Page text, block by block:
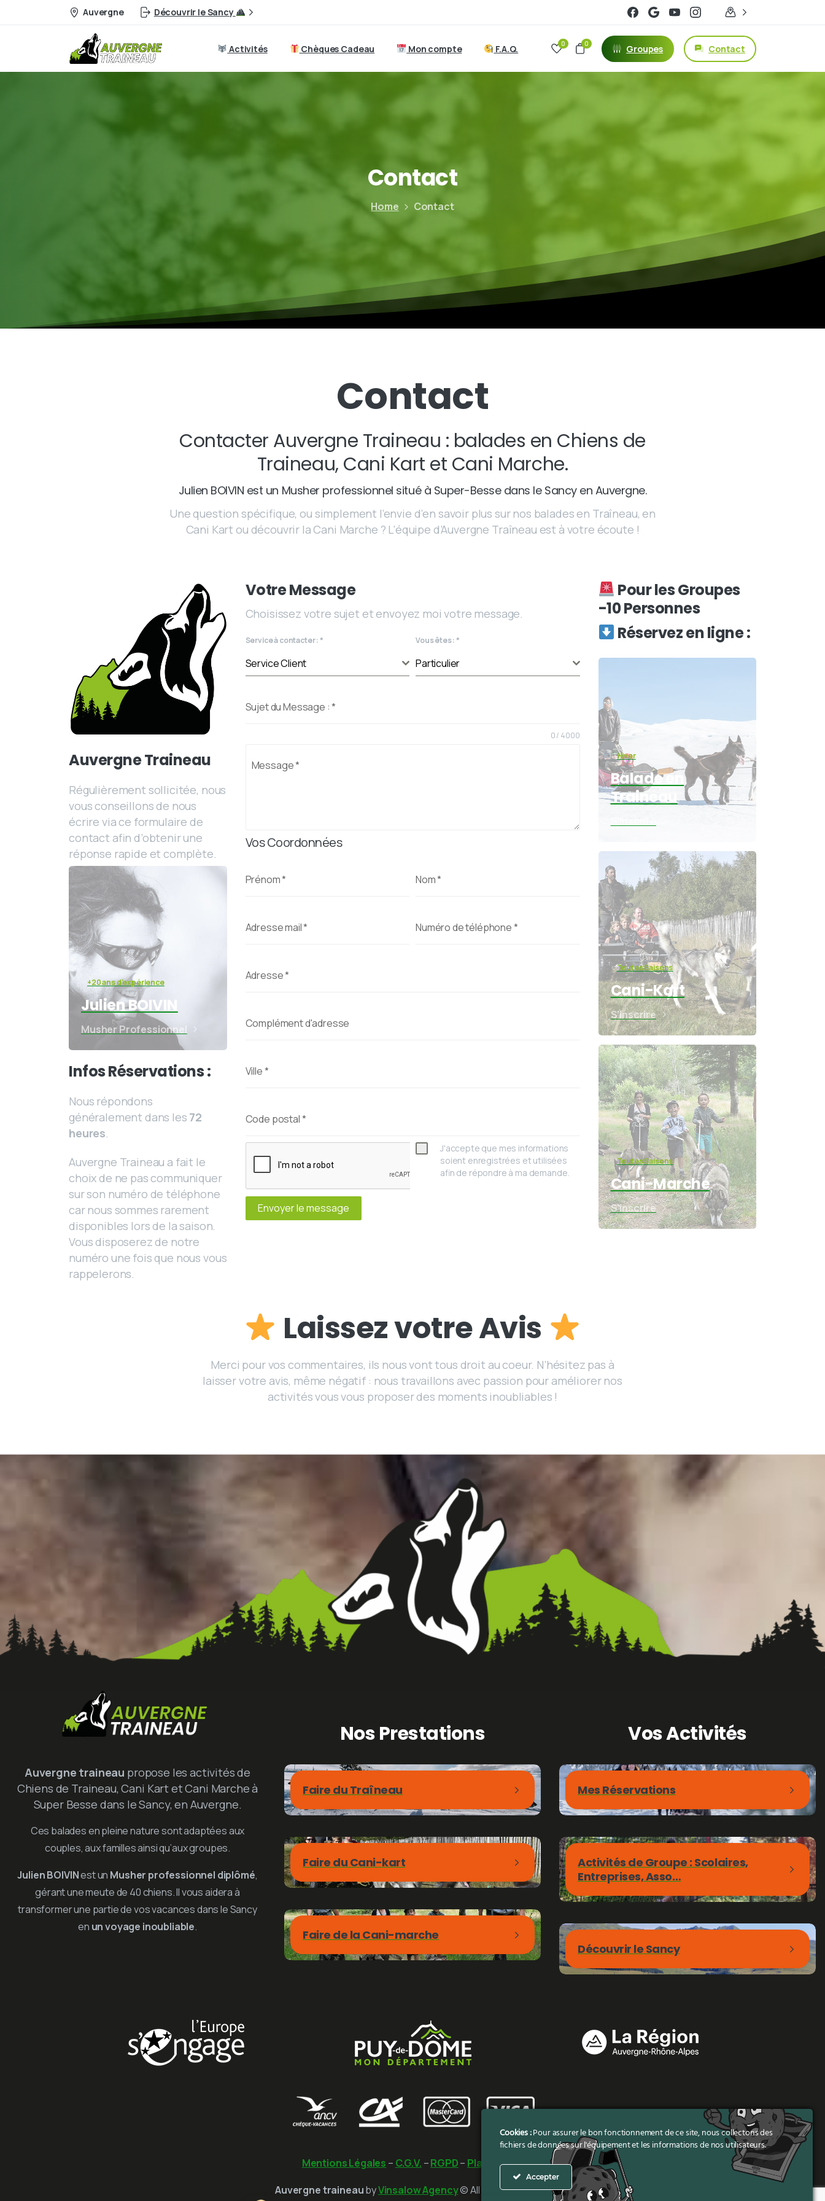
Auvergne Découvrir le Sancy
Activités Chèques Cadeau Mon compte F.A.Q. 0 0 Groupes Contact
Contact
Home Contact
Contact
Contacter Auvergne Traineau : balades en Chiens de
Traineau, Cani Kart et Cani Marche.
Julien BOIVIN est un Musher professionnel situé à Super-Besse dans le Sancy en Auvergne.
Une question spécifique, ou simplement l’envie d’en savoir plus sur nos balades en Traîneau, en
Cani Kart ou découvrir la Cani Marche ? L’équipe d’Auvergne Traîneau est à votre écoute !
Auvergne Traineau
Régulièrement sollicitée, nous
vous conseillons de nous
écrire via ce formulaire de
contact afin d’obtenir une
réponse rapide et complète.
+20 ans d'expérience
Julien BOIVIN
Musher Professionnel
Infos Réservations :
Nous répondons
généralement dans les 72
heures.
Auvergne Traineau a fait le
choix de ne pas communiquer
sur son numéro de téléphone
car nous sommes rarement
disponibles lors de la saison.
Vous disposerez de notre
numéro une fois que nous vous
rappelerons.
Votre Message
Choisissez votre sujet et envoyez moi votre message.
Service à contacter :*
Service Client
Vous êtes :*
Particulier
Sujet du Message :*
Message*
0 / 4000
Vos Coordonnées
Prénom* Nom*
Adresse mail* Numéro de téléphone*
Adresse*
Complément d'adresse
Ville*
Code postal*
J'accepte que mes informations
soient enregistrées et utilisées
afin de répondre à ma demande.
Envoyer le message
Pour les Groupes
-10 Personnes
Réservez en ligne :
Hiver
Balade en
Traineau
Toutes Saisons
Cani-Kart
S'inscrire
Toutes Saisons
Cani-Marche
S'inscrire
LaissezvotreAvis
Merci pour vos commentaires, ils nous vont tous droit au coeur. N’hésitez pas à
laisser votre avis, même négatif : nous travaillons avec passion pour améliorer nos
activités vous vous proposer des moments inoubliables !
Auvergne traineau propose les activités de
Chiens de Traineau, Cani Kart et Cani Marche à
Super Besse dans le Sancy, en Auvergne.
Ces balades en pleine nature sont adaptées aux
couples, aux familles ainsi qu’aux groupes.
Julien BOIVINest un Musher professionnel diplômé,
gérant une meute de 40 chiens. Il vous aidera à
transformer une partie de vos vacances dans le Sancy
en un voyage inoubliable.
NosPrestations
Faire du Traîneau
Faire du Cani-kart
Faire de la Cani-marche
VosActivités
Mes Réservations
Activités de Groupe : Scolaires,
Entreprises, Asso…
Découvrir le Sancy
Mentions Légales – C.G.V. –RGPD– Plan du Site
Auvergne traineaubyVinsalow Agency© All rights reserved
Cookies :Pour assurer le bon fonctionnement de ce site, nous collectons des
fichiers de données sur l'équipement et les informations de nos utilisateurs.
Accepter